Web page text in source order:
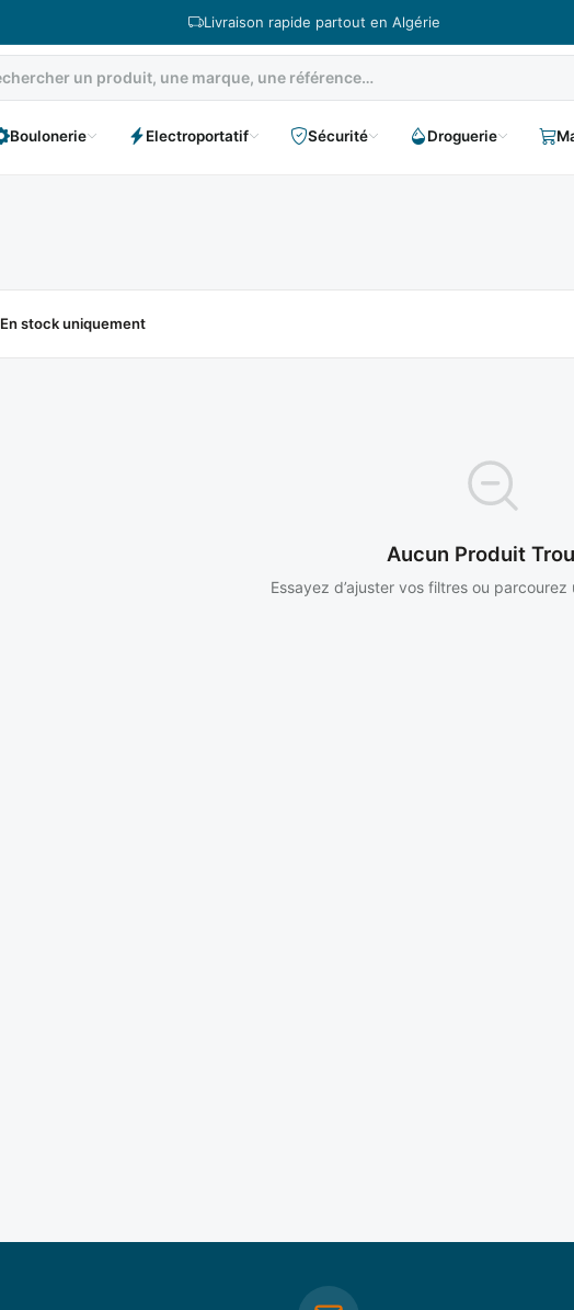
Livraison rapide partout en Algérie
Boulonerie Electroportatif Sécurité Droguerie
En stock uniquement
Aucun Produit
Essayez d’ajuster vos filtres ou